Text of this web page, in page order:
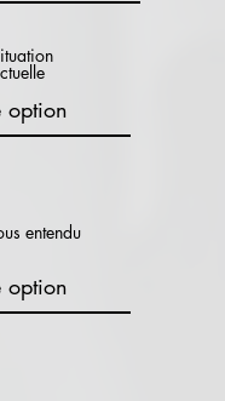
entendu